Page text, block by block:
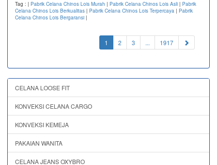
Tag : | Pabrik Celana Chinos Lois Murah | Pabrik Celana Chinos Lois Asli | Pabrik
Celana Chinos Lois Berkualitas | Pabrik Celana Chinos Lois Terpercaya | Pabrik
Celana Chinos Lois Bergaransi |
1 (current)
2 3 ... 1917
CELANA LOOSE FIT
KONVEKSI CELANA CARGO
KONVEKSI KEMEJA
PAKAIAN WANITA
CELANA JEANS OXYBRO